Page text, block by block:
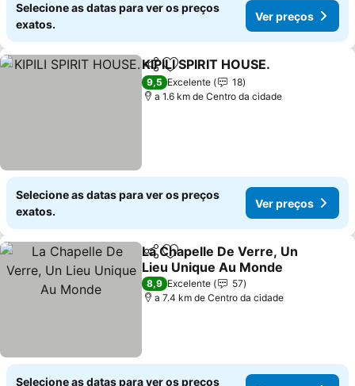
Selecione as datas para ver os preços
exatos.
Ver preços
PartilharAdicionar aos favoritos
KIPILI SPIRIT HOUSE.
9,5 Excelente
18
a 1.6 km de Centro da cidade
Selecione as datas para ver os preços
exatos.
Ver preços
PartilharAdicionar aos favoritos
La Chapelle De Verre, Un
Lieu Unique Au Monde
Ver preços
8,9 Excelente
57
a 7.4 km de Centro da cidade
Selecione as datas para ver os preços